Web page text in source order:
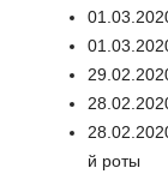
й роты